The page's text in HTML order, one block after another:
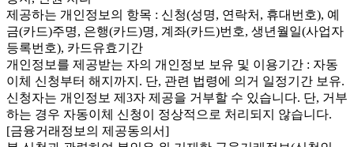
제공하는 개인정보의 항목 : 신청(성명, 연락처, 휴대번호), 예
금(카드)주명, 은행(카드)명, 계좌(카드)번호, 생년월일(사업자
등록번호), 카드유효기간
개인정보를 제공받는 자의 개인정보 보유 및 이용기간 : 자동
이체 신청부터 해지까지. 단, 관련 법령에 의거 일정기간 보유.
신청자는 개인정보 제3자 제공을 거부할 수 있습니다. 단, 거부
하는 경우 자동이체 신청이 정상적으로 처리되지 않습니다.
[금융거래정보의 제공동의서]